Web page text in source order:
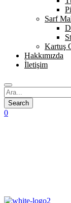
Sarf
Kartuş
Hakkımızda
İletişim
0